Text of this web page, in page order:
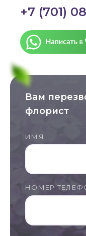
+7 (701)
Вам
флорист
ИМЯ
НОМЕР